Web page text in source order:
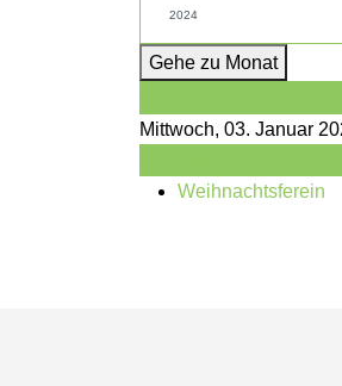
Gehe zu Monat
Mittwoch, 03. Januar
Weihnachtsferein